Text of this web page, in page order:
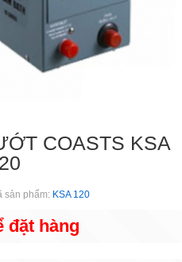
COASTS KSA
sản phẩm: KSA 120
đặt hàng